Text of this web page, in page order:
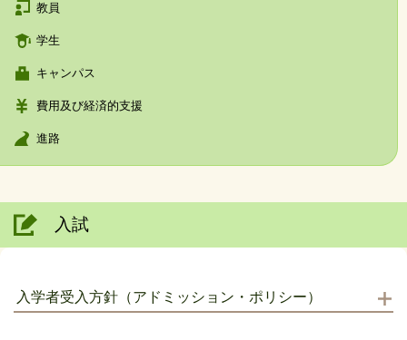
教員
学生
キャンパス
費用及び経済的支援
進路
入試
入学者受入方針（アドミッション・ポリシー）